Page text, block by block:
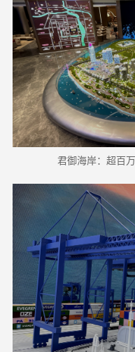
君御海岸：超百